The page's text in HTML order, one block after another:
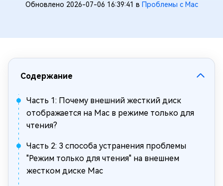
Обновлено 2026-07-06 16:39:41 в Проблемы с Mac
Содержание
Часть 1: Почему внешний жесткий диск
отображается на Mac в режиме только для
чтения?
Часть 2: 3 способа устранения проблемы
"Режим только для чтения" на внешнем
жестком диске Mac